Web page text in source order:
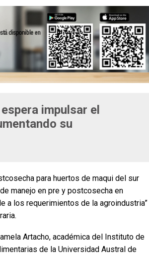
impulsar el
su
para huertos de maqui del sur
manejo en pre y postcosecha en
a los requerimientos de la agroindustria”
Artacho, académica del Instituto de
de la Universidad Austral de